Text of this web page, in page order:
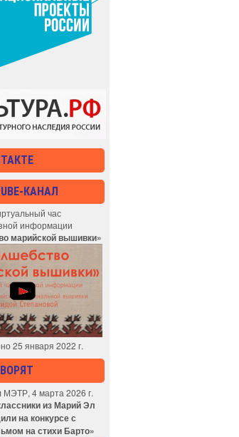
КАНАЛ
час
информации
марийской вышивки»
25 января 2022 г.
МЭТР, 4 марта 2026 г.
из Марий Эл
на конкурсе с
на стихи Барто»